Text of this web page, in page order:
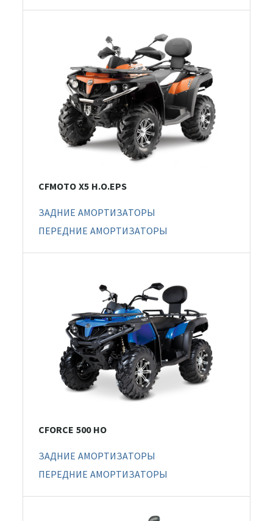
CFMOTO X5 H.O.EPS
ЗАДНИЕ АМОРТИЗАТОРЫ
ПЕРЕДНИЕ АМОРТИЗАТОРЫ
CFORCE 500 HO
ЗАДНИЕ АМОРТИЗАТОРЫ
ПЕРЕДНИЕ АМОРТИЗАТОРЫ